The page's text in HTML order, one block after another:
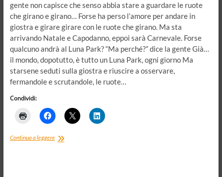
gente non capisce che senso abbia stare a guardare le ruote
che girano e girano… Forse ha perso l’amore per andare in
giostra e girare girare con le ruote che girano. Ma sta
arrivando Natale e Capodanno, eppoi sarà Carnevale. Forse
qualcuno andrà al Luna Park? “Ma perché?” dice la gente Già…
il mondo, dopotutto, è tutto un Luna Park, ogni giorno Ma
starsene seduti sulla giostra e riuscire a osservare,
fermandole e scrutandole, le ruote…
Condividi:
Continua a leggereLe